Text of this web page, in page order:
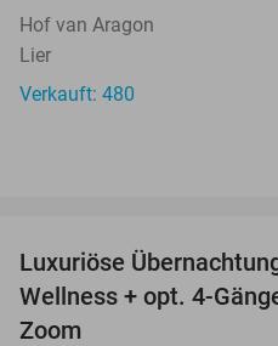
Hof van Aragon
Lier
Verkauft: 480
Luxuriöse
Wellness + opt. 4-
Zoom